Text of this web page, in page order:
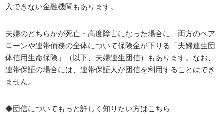
入できない金融機関もあります。
夫婦のどちらかが死亡・高度障害になった場合に、両方のペア
ローンや連帯債務の全体について保険金が下りる「夫婦連生団
体信用生命保険」（以下、夫婦連生団信）もあります。なお、
連帯保証の場合には、連帯保証人が団信を利用することはでき
ません。
◆団信についてもっと詳しく知りたい方はこちら